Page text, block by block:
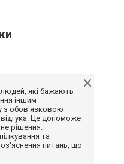
людей, які бажають
іншим
з обов'язковою
Це допоможе
рішення.
та
питань, що